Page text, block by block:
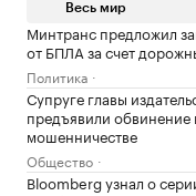
Весь мир
Минтранс предложил
от БПЛА за счет
Политика
Супруге главы
предъявили обвинение
мошенничестве
Общество
Bloomberg узнал о